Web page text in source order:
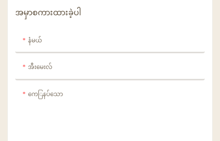
အမှာစကားထားခဲ့ပါ
နံမယ်
အီးမေးလ်
ကေြနပ်သော